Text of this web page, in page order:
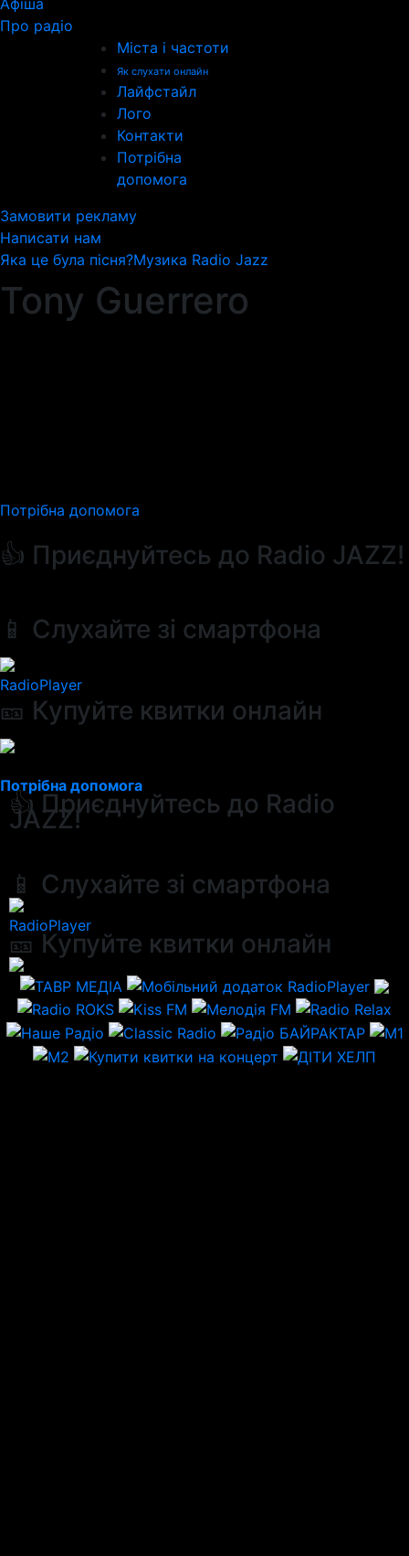
Афіша
Про радіо
Міста і частоти
Як слухати онлайн
Лайфстайл
Лого
Контакти
Потрібна
допомога
Замовити рекламу
Написати нам
Яка це була пісня?Музика Radio Jazz
Tony Guerrero
Потрібна допомога
👍 Приєднуйтесь до Radio JAZZ!
📱 Слухайте зі смартфона
RadioPlayer
🎫 Купуйте квитки онлайн
Потрібна допомога
👍 Приєднуйтесь до Radio
JAZZ!
📱 Слухайте зі смартфона
RadioPlayer
🎫 Купуйте квитки онлайн